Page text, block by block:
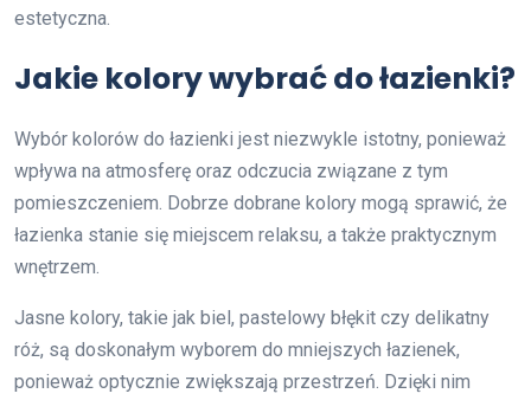
estetyczna.
Jakie kolory wybrać do łazienki?
Wybór kolorów do łazienki jest niezwykle istotny, ponieważ
wpływa na atmosferę oraz odczucia związane z tym
pomieszczeniem. Dobrze dobrane kolory mogą sprawić, że
łazienka stanie się miejscem relaksu, a także praktycznym
wnętrzem.
Jasne kolory, takie jak biel, pastelowy błękit czy delikatny
róż, są doskonałym wyborem do mniejszych łazienek,
ponieważ optycznie zwiększają przestrzeń. Dzięki nim